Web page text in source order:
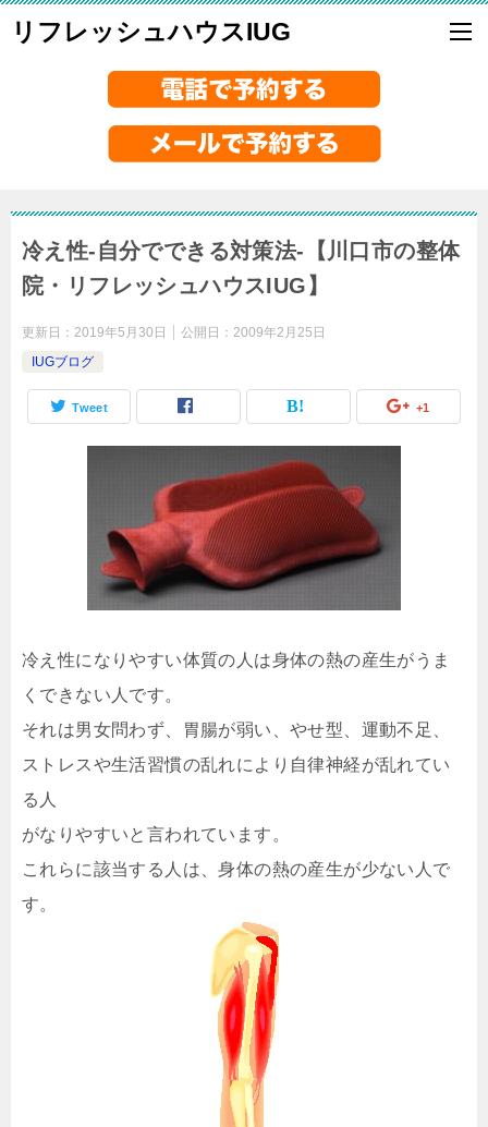
リフレッシュハウスIUG
冷え性-自分でできる対策法-【川口市の整体
院・リフレッシュハウスIUG】
更新日： 2019年5月30日 公開日： 2009年2月25日
IUGブログ
Tweet +1
冷え性になりやすい体質の人は身体の熱の産生がうま
くできない人です。
それは男女問わず、胃腸が弱い、やせ型、運動不足、
ストレスや生活習慣の乱れにより自律神経が乱れてい
る人
がなりやすいと言われています。
これらに該当する人は、身体の熱の産生が少ない人で
す。